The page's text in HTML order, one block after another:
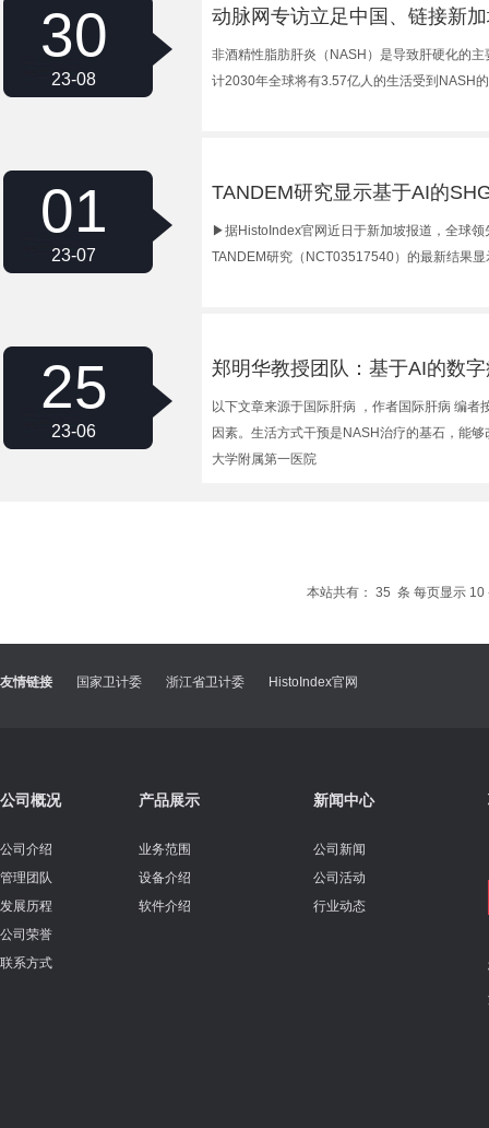
30
23-08
动脉网专访立足中国、链接新
非酒精性脂肪肝炎（NASH）是导致肝硬化的
计2030年全球将有3.57亿人的生活受到NASH
01
23-07
TANDEM研究显示基于AI的
▶据HistoIndex官网近日于新加坡报道，全球
TANDEM研究（NCT03517540）的最新结果
25
23-06
郑明华教授团队：基于AI的数
以下文章来源于国际肝病 ，作者国际肝病 编
因素。生活方式干预是NASH治疗的基石，能
大学附属第一医院
本站共有： 35 条 每页显示 10
友情链接 国家卫计委 浙江省卫计委 HistoIndex官网
公司概况
公司介绍
管理团队
发展历程
公司荣誉
联系方式
产品展示
业务范围
设备介绍
软件介绍
新闻中心
公司新闻
公司活动
行业动态